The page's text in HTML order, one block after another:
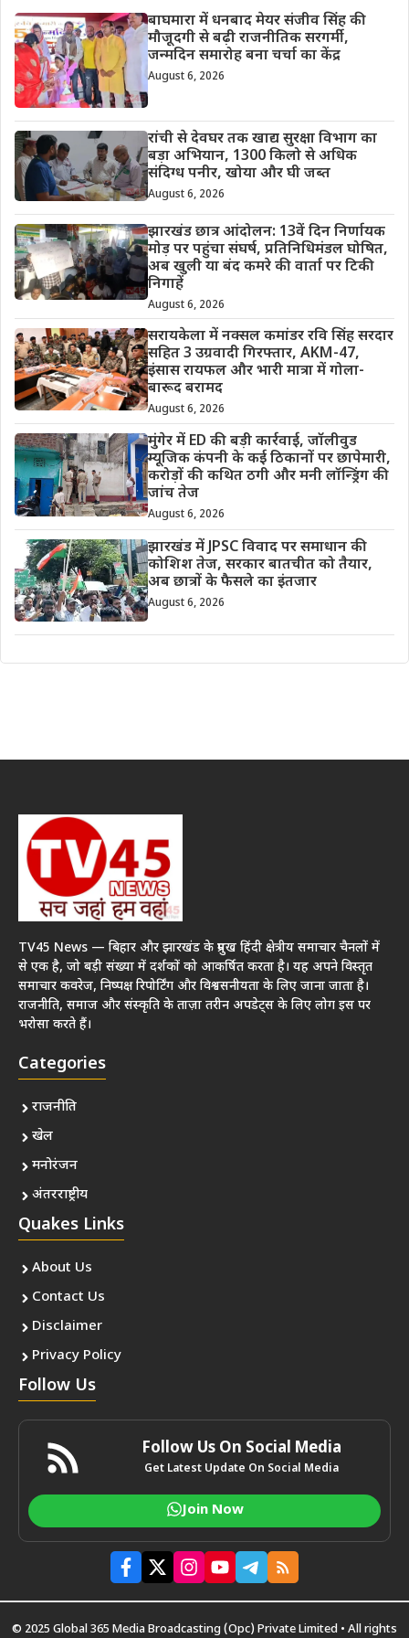
बाघमारा में धनबाद मेयर संजीव सिंह की
मौजूदगी से बढ़ी राजनीतिक सरगर्मी,
जन्मदिन समारोह बना चर्चा का केंद्र
August 6, 2026
रांची से देवघर तक खाद्य सुरक्षा विभाग का
बड़ा अभियान, 1300 किलो से अधिक
संदिग्ध पनीर, खोया और घी जब्त
August 6, 2026
झारखंड छात्र आंदोलन: 13वें दिन निर्णायक
मोड़ पर पहुंचा संघर्ष, प्रतिनिधिमंडल घोषित,
अब खुली या बंद कमरे की वार्ता पर टिकी
निगाहें
August 6, 2026
सरायकेला में नक्सल कमांडर रवि सिंह सरदार
सहित 3 उग्रवादी गिरफ्तार, AKM-47,
इंसास रायफल और भारी मात्रा में गोला-
बारूद बरामद
August 6, 2026
मुंगेर में ED की बड़ी कार्रवाई, जॉलीवुड
म्यूजिक कंपनी के कई ठिकानों पर छापेमारी,
करोड़ों की कथित ठगी और मनी लॉन्ड्रिंग की
जांच तेज
August 6, 2026
झारखंड में JPSC विवाद पर समाधान की
कोशिश तेज, सरकार बातचीत को तैयार,
अब छात्रों के फैसले का इंतजार
August 6, 2026
TV45 News — बिहार और झारखंड के प्रमुख हिंदी क्षेत्रीय समाचार चैनलों में
से एक है, जो बड़ी संख्या में दर्शकों को आकर्षित करता है। यह अपने विस्तृत
समाचार कवरेज, निष्पक्ष रिपोर्टिंग और विश्वसनीयता के लिए जाना जाता है।
राजनीति, समाज और संस्कृति के ताज़ा तरीन अपडेट्स के लिए लोग इस पर
भरोसा करते हैं।
Categories
राजनीति
खेल
मनोरंजन
अंतरराष्ट्रीय
Quakes Links
About Us
Contact Us
Disclaimer
Privacy Policy
Follow Us
Follow Us On Social Media
Get Latest Update On Social Media
Join Now
© 2025 Global 365 Media Broadcasting (Opc) Private Limited • All rights